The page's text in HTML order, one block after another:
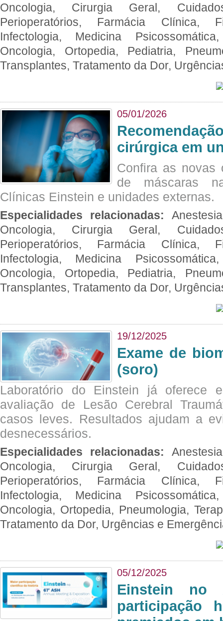
Oncologia, Cirurgia Geral,
Perioperatórios, Farmácia Clínica,
Infectologia, Medicina
Oncologia, Ortopedia, Pediatria,
Transplantes, Tratamento da Dor,
05/01/2026
cirúrgica em
Confira as novas
de máscaras
Clínicas Einstein e unidades externas.
Especialidades relacionadas:
Oncologia, Cirurgia Geral,
Perioperatórios, Farmácia Clínica,
Infectologia, Medicina
Oncologia, Ortopedia, Pediatria,
Transplantes, Tratamento da Dor,
19/12/2025
Exame de
(soro)
Laboratório do Einstein já oferece
avaliação de Lesão Cerebral
casos leves. Resultados ajudam a
desnecessários.
Especialidades relacionadas:
Oncologia, Cirurgia Geral,
Perioperatórios, Farmácia Clínica,
Infectologia, Medicina
Oncologia, Ortopedia, Pneumologia,
Tratamento da Dor, Urgências e
05/12/2025
Einstein no
participação